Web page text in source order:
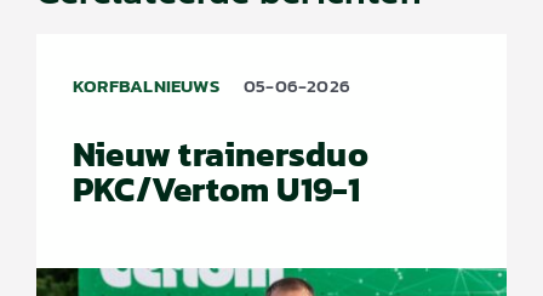
KORFBALNIEUWS 05-06-2026
Nieuw trainersduo
PKC/Vertom U19-1